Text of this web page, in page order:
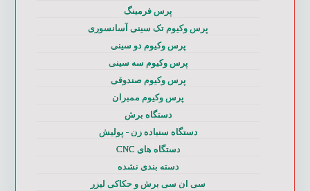
پرس فرمینگ
پرس وکیوم تک سینی آسانسوری
پرس وکیوم دو سینی
پرس وکیوم سه سینی
پرس وکیوم صندوقی
پرس وکیوم ممبران
دستگاه برش
دستگاه سنباده زن - پولیش
دستگاه های CNC
دسته بندی نشده
سی ان سی برش و حکاکی لیزر